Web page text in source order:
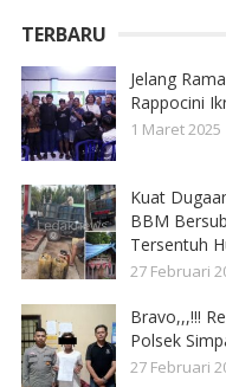
TERBARU
Jelang
Rappocini
1 Maret 2025
Kuat
BBM
Tersentuh
27 Februari
Bravo,,,!!!
Polsek
27 Februari